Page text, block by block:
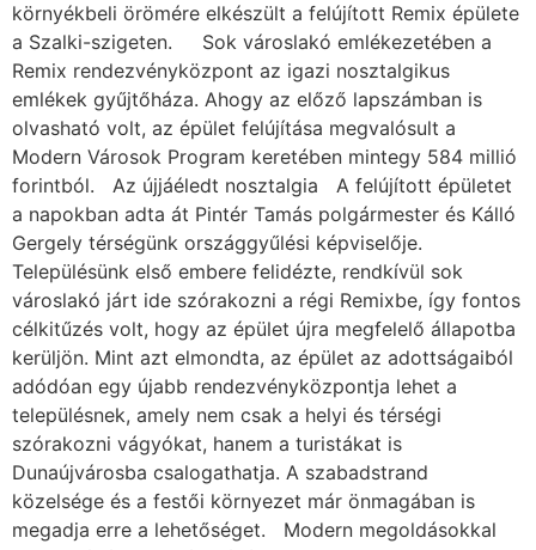
környékbeli örömére elkészült a felújított Remix épülete
a Szalki-szigeten. Sok városlakó emlékezetében a
Remix rendezvényközpont az igazi nosztalgikus
emlékek gyűjtőháza. Ahogy az előző lapszámban is
olvasható volt, az épület felújítása megvalósult a
Modern Városok Program keretében mintegy 584 millió
forintból. Az újjáéledt nosztalgia A felújított épületet
a napokban adta át Pintér Tamás polgármester és Kálló
Gergely térségünk országgyűlési képviselője.
Településünk első embere felidézte, rendkívül sok
városlakó járt ide szórakozni a régi Remixbe, így fontos
célkitűzés volt, hogy az épület újra megfelelő állapotba
kerüljön. Mint azt elmondta, az épület az adottságaiból
adódóan egy újabb rendezvényközpontja lehet a
településnek, amely nem csak a helyi és térségi
szórakozni vágyókat, hanem a turistákat is
Dunaújvárosba csalogathatja. A szabadstrand
közelsége és a festői környezet már önmagában is
megadja erre a lehetőséget. Modern megoldásokkal